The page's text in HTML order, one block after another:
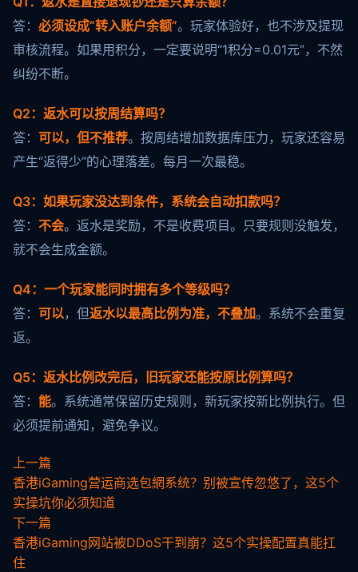
答： 必须设成“转入账户余额”。玩家体验好，也不涉及提现
审核流程。如果用积分，一定要说明“1积分=0.01元”，不然
纠纷不断。
Q2：返水可以按周结算吗？
答： 可以，但不推荐。按周结增加数据库压力，玩家还容易
产生“返得少”的心理落差。每月一次最稳。
Q3：如果玩家没达到条件，系统会自动扣款吗？
答： 不会。返水是奖励，不是收费项目。只要规则没触发，
就不会生成金额。
Q4：一个玩家能同时拥有多个等级吗？
答： 可以，但返水以最高比例为准，不叠加。系统不会重复
返。
Q5：返水比例改完后，旧玩家还能按原比例算吗？
答： 能。系统通常保留历史规则，新玩家按新比例执行。但
必须提前通知，避免争议。
上一篇
香港iGaming营运商选包網系统？别被宣传忽悠了，这5个
实操坑你必须知道
下一篇
香港iGaming网站被DDoS干到崩？这5个实操配置真能扛
住